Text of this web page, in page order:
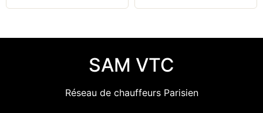
SAM VTC
Réseau de chauffeurs Parisien